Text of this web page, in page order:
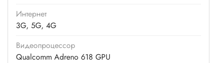
Интернет
3G, 5G, 4G
Видеопроцессор
Qualcomm Adreno 618 GPU